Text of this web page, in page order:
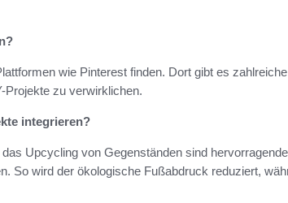
wie Pinterest finden. Dort gibt es
Projekte zu verwirklichen.
integrieren?
Upcycling von Gegenständen sind
So wird der ökologische Fußabdruck reduziert,